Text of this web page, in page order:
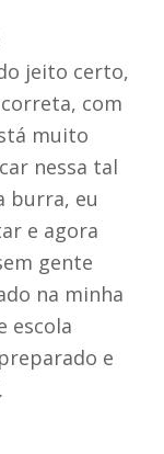
jeito certo,
com
muito
nessa tal
burra, eu
e agora
gente
na minha
escola
e